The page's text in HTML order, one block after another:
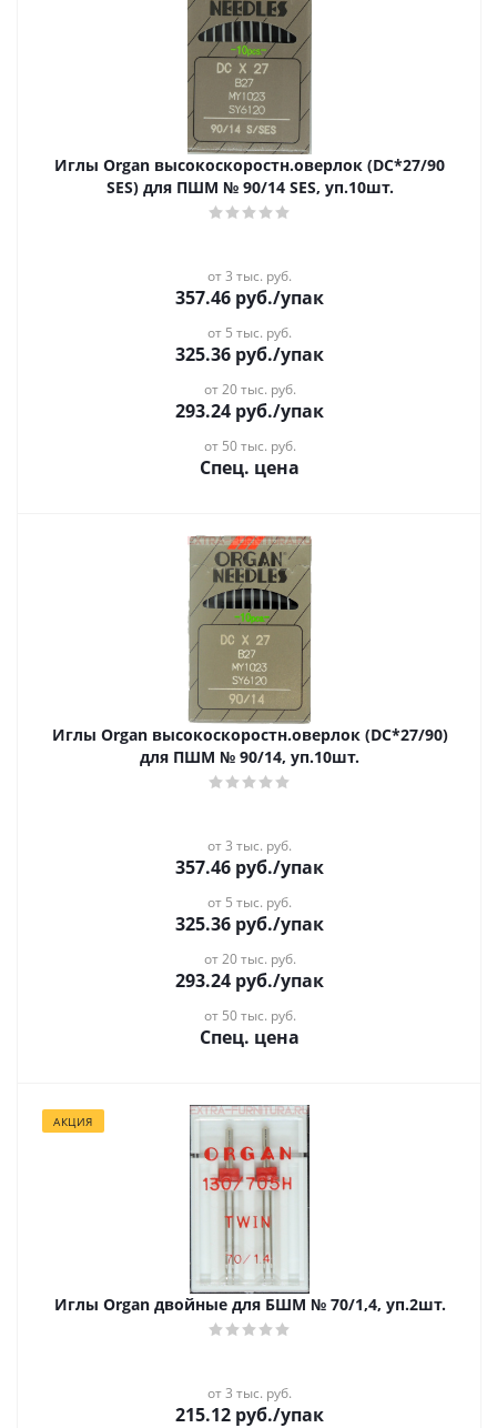
Иглы Organ высокоскоростн.оверлок (DC*27/90
SES) для ПШМ № 90/14 SES, уп.10шт.
от 3 тыс. руб.
357.46 руб./упак
от 5 тыс. руб.
325.36 руб./упак
от 20 тыс. руб.
293.24 руб./упак
от 50 тыс. руб.
Спец. цена
Иглы Organ высокоскоростн.оверлок (DC*27/90)
для ПШМ № 90/14, уп.10шт.
от 3 тыс. руб.
357.46 руб./упак
от 5 тыс. руб.
325.36 руб./упак
от 20 тыс. руб.
293.24 руб./упак
от 50 тыс. руб.
Спец. цена
АКЦИЯ
Иглы Organ двойные для БШМ № 70/1,4, уп.2шт.
от 3 тыс. руб.
215.12 руб./упак